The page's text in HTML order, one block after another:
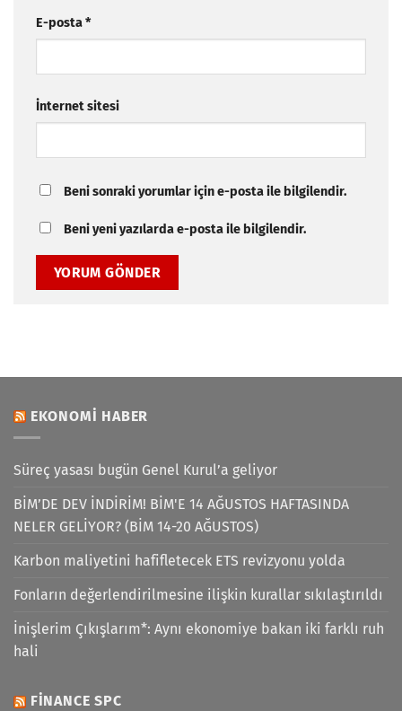
E-posta*
İnternet sitesi
Beni sonraki yorumlar için e-posta ile bilgilendir.
Beni yeni yazılarda e-posta ile bilgilendir.
EKONOMI HABER
Süreç yasası bugün Genel Kurul’a geliyor
BİM’DE DEV İNDİRİM! BİM'E 14 AĞUSTOS HAFTASINDA
NELER GELİYOR? (BİM 14-20 AĞUSTOS)
Karbon maliyetini hafifletecek ETS revizyonu yolda
Fonların değerlendirilmesine ilişkin kurallar sıkılaştırıldı
İnişlerim Çıkışlarım*: Aynı ekonomiye bakan iki farklı ruh
hali
FINANCE SPC